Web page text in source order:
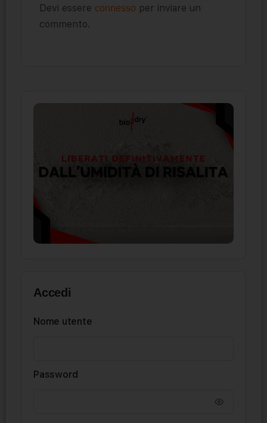
Devi essere connesso per inviare un
commento.
Accedi
Nome utente
Password